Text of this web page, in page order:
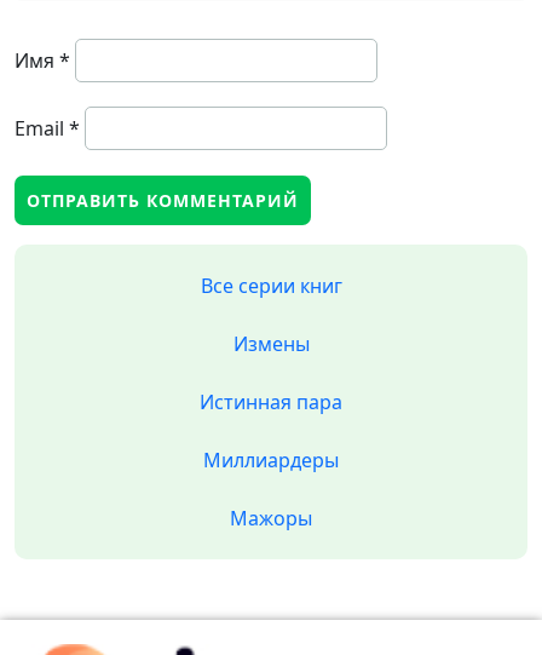
Имя *
Email *
Все серии книг
Измены
Истинная пара
Миллиардеры
Мажоры